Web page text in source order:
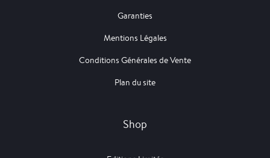
Garanties
Mentions Légales
Conditions Générales de Vente
Plan du site
Shop